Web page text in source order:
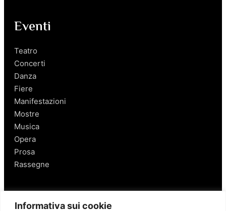
Informativa sui cookie
Eventi
Teatro
Concerti
Danza
Fiere
Manifestazioni
Mostre
Musica
Opera
Prosa
Rassegne
Salerno